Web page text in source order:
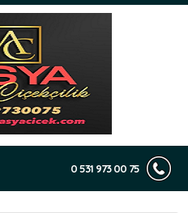
0 531 973 00 75